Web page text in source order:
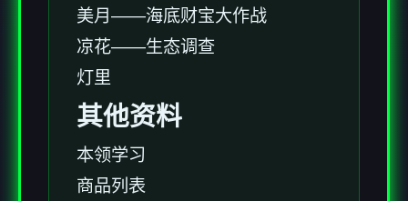
美月——海底财宝大作战
凉花——生态调查
灯里
其他资料
本领学习
商品列表